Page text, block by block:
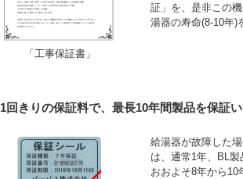
「工事保証書」
証」を、是非この
湯器の寿命(8-10年)
1回きりの保証料で、最長10年間製品を保証い
給湯器が故障した
は、通常1年、BL
おおよそ8年から10